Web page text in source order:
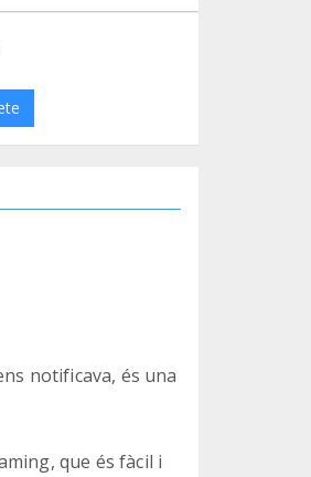
notificava, és una
que és fàcil i